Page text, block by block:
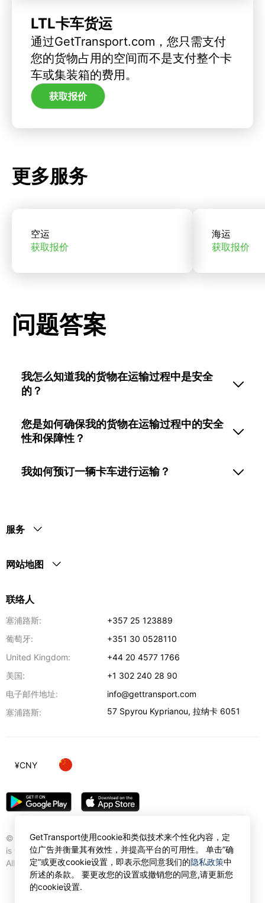
LTL卡车货运
通过GetTransport.com，您只需支付
您的货物占用的空间而不是支付整个卡
车或集装箱的费用。
获取报价
更多服务
空运
获取报价
海运
获取报价
问题答案
我怎么知道我的货物在运输过程中是安全
的？
您是如何确保我的货物在运输过程中的安全
性和保障性？
我如何预订一辆卡车进行运输？
服务
网站地图
联络人
塞浦路斯:
+357 25 123889
葡萄牙:
+351 30 0528110
United Kingdom:
+44 20 4577 1766
美国:
+1 302 240 28 90
电子邮件地址:
info@gettransport.com
塞浦路斯:
57 Spyrou Kyprianou,拉纳卡 6051
© Gettransport International Limited. GetTransport®
is trademark of Gettransport International Limited.
All rights reserved.
¥CNY
GetTransport使用cookie和类似技术来个性化内容，定
位广告并衡量其有效性，并提高平台的可用性。 单击”确
定”或更改cookie设置，即表示您同意我们的隐私政策中
所述的条款。 要更改您的设置或撤销您的同意,请更新您
的cookie设置.